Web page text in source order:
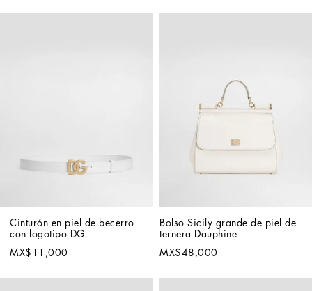
Cinturón en piel de becerro
con logotipo DG
MX$11,000
Bolso Sicily grande de piel de
ternera Dauphine
MX$48,000